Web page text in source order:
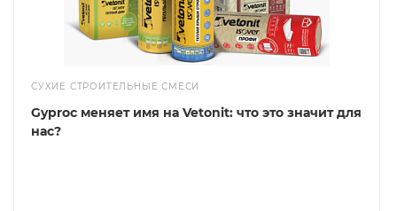
СУХИЕ СТРОИТЕЛЬНЫЕ СМЕСИ
Gyproc меняет имя на Vetonit: что это значит для
нас?